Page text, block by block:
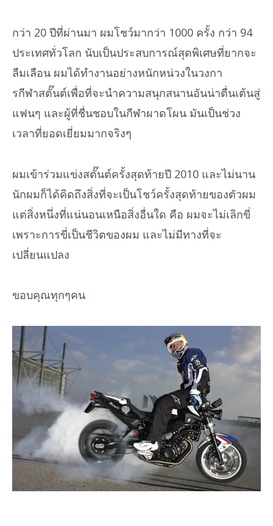
กว่า 20 ปีที่ผ่านมา ผมโชว์มากว่า 1000 ครั้ง กว่า 94
ประเทศทั่วโลก นับเป็นประสบการณ์สุดพิเศษที่ยากจะ
ลืมเลือน ผมได้ทำงานอย่างหนักหน่วงในวงกา
รกีฬาสตั๊นต์เพื่อที่จะนำความสนุกสนานอันน่าตื่นเต้นสู่
แฟนๆ และผู้ที่ชื่นชอบในกีฬาผาดโผน มันเป็นช่วง
เวลาที่ยอดเยี่ยมมากจริงๆ
ผมเข้าร่วมแข่งสตั๊นต์ครั้งสุดท้ายปี 2010 และไม่นาน
นักผมก็ได้คิดถึงสิ่งที่จะเป็นโชว์ครั้งสุดท้ายของตัวผม
แต่สิ่งหนึ่งที่แน่นอนเหนือสิ่งอื่นใด คือ ผมจะไม่เลิกขี่
เพราะการขี่เป็นชีวิตของผม และไม่มีทางที่จะ
เปลี่ยนแปลง
ขอบคุณทุกๆคน